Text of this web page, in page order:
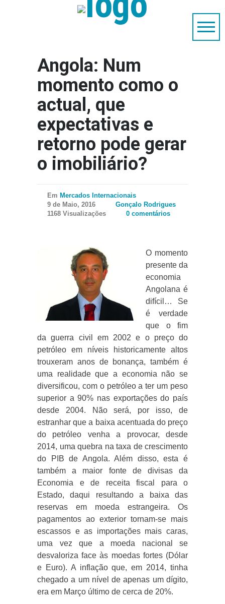
Angola: Num
momento como o
actual, que
expectativas e
retorno pode gerar
o imobiliário?
Em Mercados Internacionais
9 de Maio, 2016
Gonçalo Rodrigues
1168 Visualizações
0 comentários
O momento
presente da
economia
Angolana é
difícil… Se
é verdade
que o fim
da guerra civil em 2002 e o preço do
petróleo em níveis historicamente altos
trouxeram anos de bonança, também é
uma realidade que a economia não se
diversificou, com o petróleo a ter um peso
superior a 90% nas exportações do país
desde 2004. Não será, por isso, de
estranhar que a baixa acentuada do preço
do petróleo venha a provocar, desde
2014, uma quebra na taxa de crescimento
do PIB de Angola. Além disso, esta é
também a maior fonte de divisas da
Economia e de receita fiscal para o
Estado, daqui resultando a baixa das
reservas em moeda estrangeira. Os
pagamentos ao exterior tornam-se mais
escassos e as importações mais caras,
uma vez que a moeda nacional se
desvaloriza face às moedas fortes (Dólar
e Euro). A inflação que, em 2014, tinha
chegado a um nível de apenas um dígito,
era em Março último de cerca de 20%.